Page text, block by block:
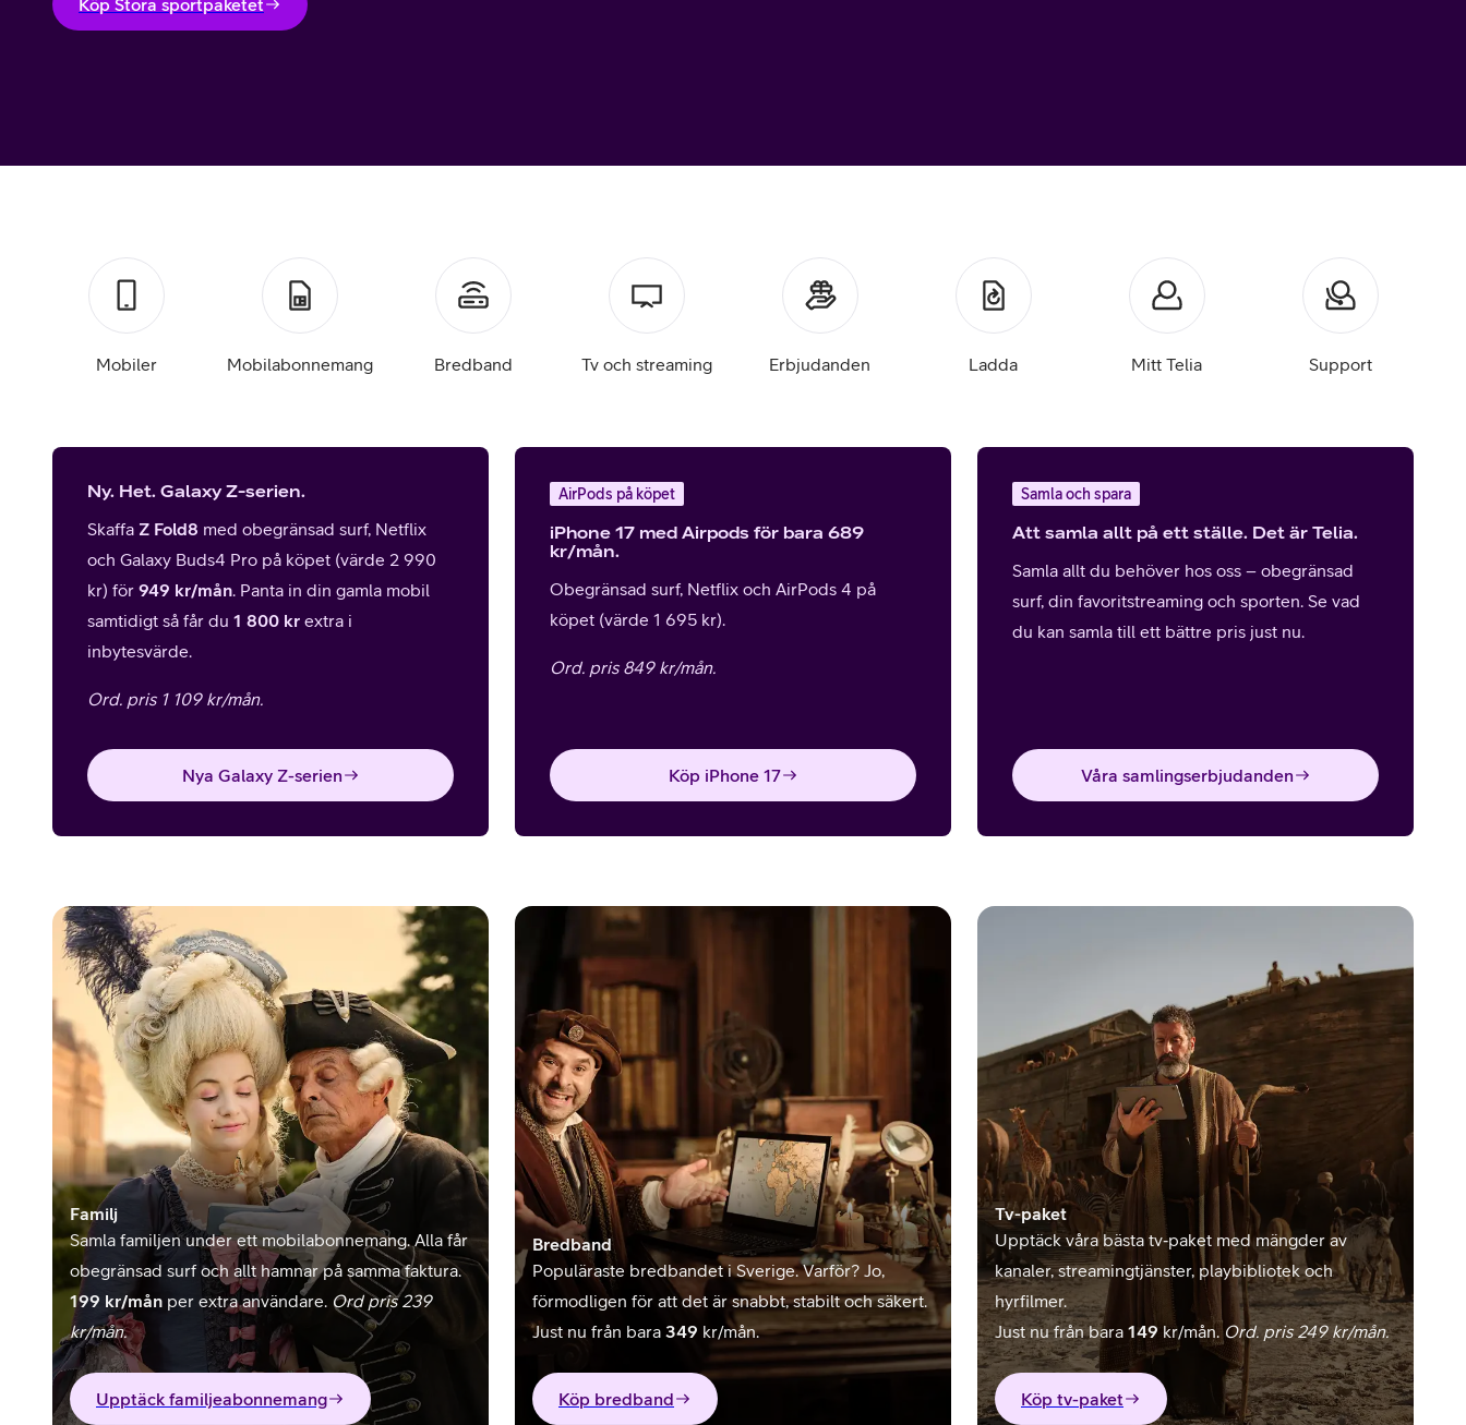
Apple Watch
Samsung Galaxy Watch
4G/5G Surfplattor
Wifi Surfplattor
Mobiler Mobilabonnemang Bredband Tv och streaming Erbjudanden Ladda Mitt Telia Support
Ny. Het. Galaxy Z-serien.
Skaffa Z Fold8 med obegränsad surf, Netflix
och Galaxy Buds4 Pro på köpet (värde 2 990
kr) för 949 kr/mån. Panta in din gamla mobil
samtidigt så får du 1 800 kr extra i
inbytesvärde.
Ord. pris 1 109 kr/mån.
Nya Galaxy Z-serien
AirPods på köpet
iPhone 17 med Airpods för bara 689
kr/mån.
Obegränsad surf, Netflix och AirPods 4 på
köpet (värde 1 695 kr).
Ord. pris 849 kr/mån.
Köp iPhone 17
Samla och spara
Att samla allt på ett ställe. Det är Telia.
Samla allt du behöver hos oss – obegränsad
surf, din favoritstreaming och sporten. Se vad
du kan samla till ett bättre pris just nu.
Våra samlingserbjudanden
Familj
Samla familjen under ett mobilabonnemang. Alla får
obegränsad surf och allt hamnar på samma faktura.
199 kr/mån per extra användare. Ord pris 239
kr/mån.
Upptäck familjeabonnemang
Bredband
Populäraste bredbandet i Sverige. Varför? Jo,
förmodligen för att det är snabbt, stabilt och säkert.
Just nu från bara 349 kr/mån.
Köp bredband
Tv-paket
Upptäck våra bästa tv‑paket med mängder av
kanaler, streamingtjänster, playbibliotek och
hyrfilmer.
Just nu från bara 149 kr/mån. Ord. pris 249 kr/mån.
Köp tv-paket